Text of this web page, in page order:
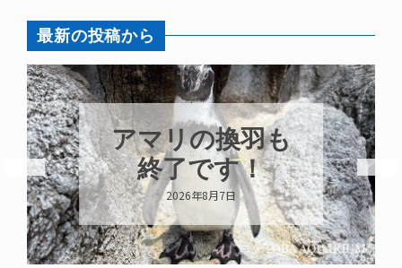
最新の投稿から
アマリの換羽も
終了です！
2026年8月7日